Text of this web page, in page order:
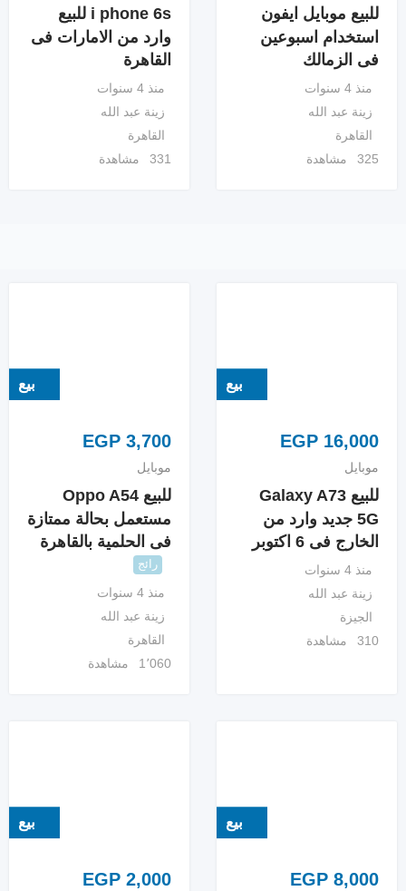
للبيع موبايل ايفون
استخدام اسبوعين
فى الزمالك
منذ 4 سنوات
زينة عبد الله
القاهرة
325 مشاهدة
i phone 6s للبيع
وارد من الامارات فى
القاهرة
منذ 4 سنوات
زينة عبد الله
القاهرة
331 مشاهدة
بيع
EGP 16,000
موبايل
للبيع Galaxy A73
5G جديد وارد من
الخارج فى 6 اكتوبر
منذ 4 سنوات
زينة عبد الله
الجيزة
310 مشاهدة
بيع
EGP 3,700
موبايل
للبيع Oppo A54
مستعمل بحالة ممتازة
فى الحلمية بالقاهرة
رائج
منذ 4 سنوات
زينة عبد الله
القاهرة
1٬060 مشاهدة
بيع
EGP 8,000
بيع
EGP 2,000